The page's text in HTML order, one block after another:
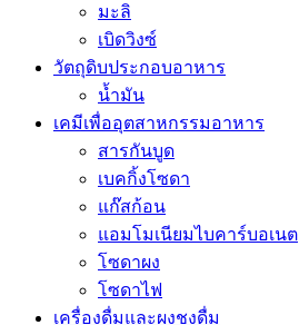
มะลิ
เบิดวิงซ์
วัตถุดิบประกอบอาหาร
น้ำมัน
เคมีเพื่ออุตสาหกรรมอาหาร
สารกันบูด
เบคกิ้งโซดา
แก๊สก้อน
แอมโมเนียมไบคาร์บอเนต
โซดาผง
โซดาไฟ
เครื่องดื่มและผงชงดื่ม